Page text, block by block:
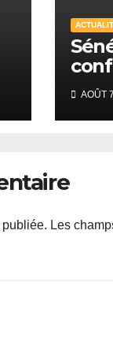
Sud
AOÛT
Les